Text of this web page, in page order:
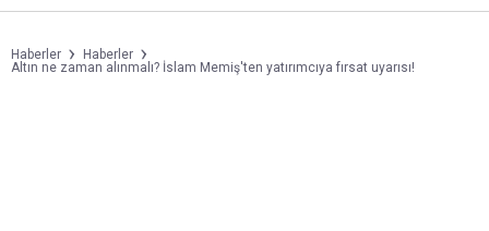
Haberler
Haberler
Altın ne zaman alınmalı? İslam Memiş'ten yatırımcıya fırsat uyarısı!